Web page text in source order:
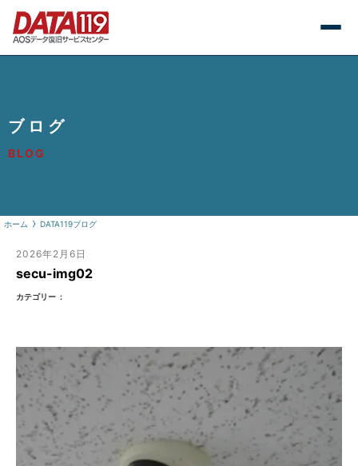
ブログ
BLOG
ホーム DATA119ブログ
2026年2月6日
secu-img02
カテゴリー